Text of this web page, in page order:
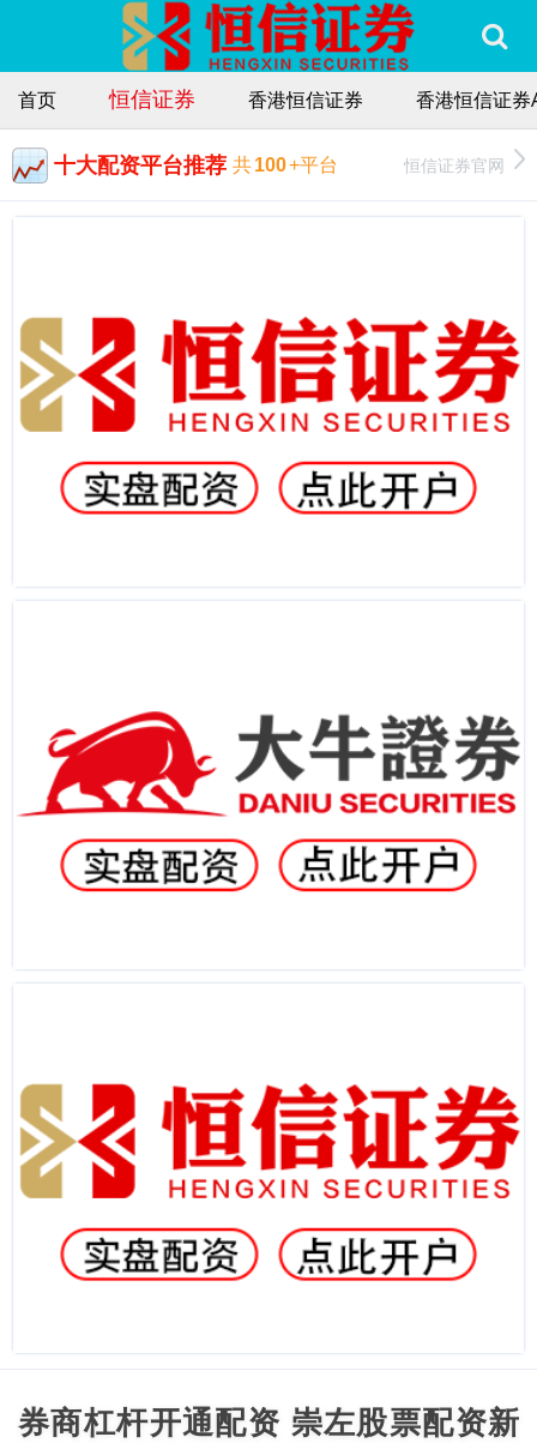
首页 恒信证券 香港恒信证券 香港恒信证券
十大配资平台推荐 共100+平台 恒信证券官网
券商杠杆开通配资 崇左股票配资新